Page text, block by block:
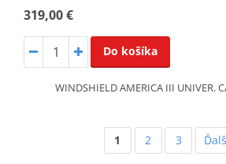
319,00 €
Do košíka
WINDSHIELD AMERICA III UNIVER.
1 2 3